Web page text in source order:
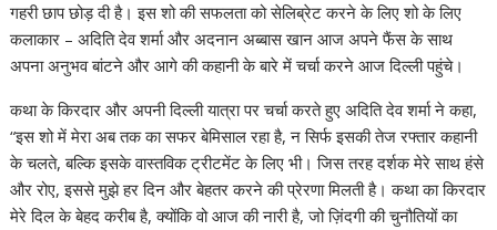
गहरी छाप छोड़ दी है। इस शो की सफलता को सेलिब्रेट करने के लिए शो के लिए
कलाकार – अदिति देव शर्मा और अदनान अब्बास खान आज अपने फैंस के साथ
अपना अनुभव बांटने और आगे की कहानी के बारे में चर्चा करने आज दिल्ली पहुंचे।
कथा के किरदार और अपनी दिल्ली यात्रा पर चर्चा करते हुए अदिति देव शर्मा ने कहा,
“इस शो में मेरा अब तक का सफर बेमिसाल रहा है, न सिर्फ इसकी तेज रफ्तार कहानी
के चलते, बल्कि इसके वास्तविक ट्रीटमेंट के लिए भी। जिस तरह दर्शक मेरे साथ हंसे
और रोए, इससे मुझे हर दिन और बेहतर करने की प्रेरणा मिलती है। कथा का किरदार
मेरे दिल के बेहद करीब है, क्योंकि वो आज की नारी है, जो ज़िंदगी की चुनौतियों का